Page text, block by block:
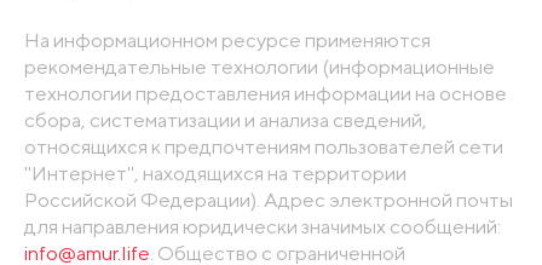
На информационном ресурсе применяются
рекомендательные технологии (информационные
технологии предоставления информации на основе
сбора, систематизации и анализа сведений,
относящихся к предпочтениям пользователей сети
"Интернет", находящихся на территории
Российской Федерации). Адрес электронной почты
для направления юридически значимых сообщений:
info@amur.life . Общество с ограниченной